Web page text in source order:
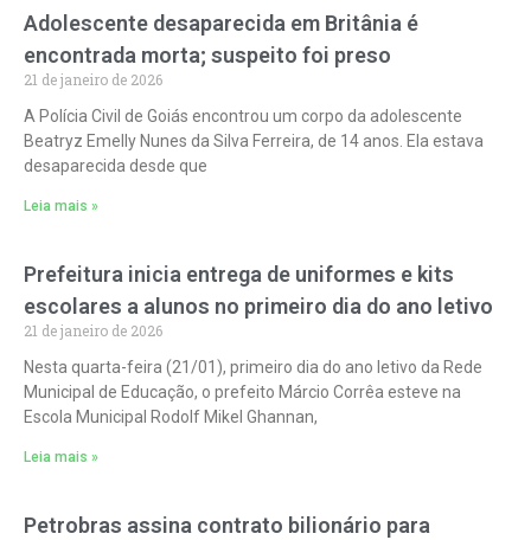
Adolescente desaparecida em Britânia é
encontrada morta; suspeito foi preso
21 de janeiro de 2026
A Polícia Civil de Goiás encontrou um corpo da adolescente
Beatryz Emelly Nunes da Silva Ferreira, de 14 anos. Ela estava
desaparecida desde que
Leia mais »
Prefeitura inicia entrega de uniformes e kits
escolares a alunos no primeiro dia do ano letivo
21 de janeiro de 2026
Nesta quarta-feira (21/01), primeiro dia do ano letivo da Rede
Municipal de Educação, o prefeito Márcio Corrêa esteve na
Escola Municipal Rodolf Mikel Ghannan,
Leia mais »
Petrobras assina contrato bilionário para